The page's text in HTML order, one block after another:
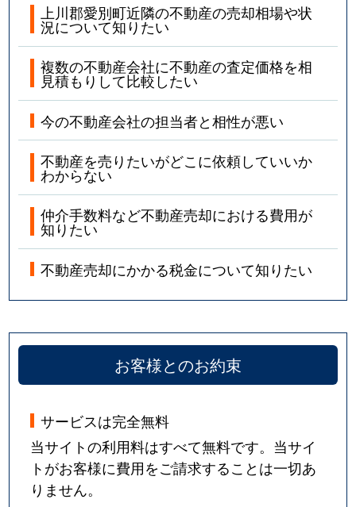
上川郡愛別町近隣の不動産の売却相場や状
況について知りたい
複数の不動産会社に不動産の査定価格を相
見積もりして比較したい
今の不動産会社の担当者と相性が悪い
不動産を売りたいがどこに依頼していいか
わからない
仲介手数料など不動産売却における費用が
知りたい
不動産売却にかかる税金について知りたい
お客様とのお約束
サービスは完全無料
当サイトの利用料はすべて無料です。当サイ
トがお客様に費用をご請求することは一切あ
りません。